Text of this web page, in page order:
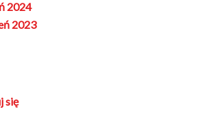
2024
2023
się